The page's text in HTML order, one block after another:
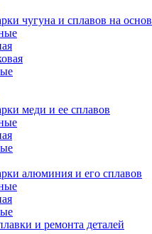
чугуна и сплавов на
меди и ее сплавов
алюминия и его сплавов
и ремонта деталей